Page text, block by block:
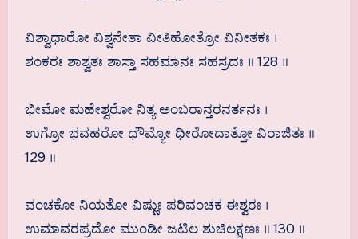
ವಿಶ್ವಾಧಾರೋ ವಿಶ್ವನೇತಾ ವೀತಿಹೋತ್ರೋ ವಿನೀತಕಃ ।
ಶಂಕರಃ ಶಾಶ್ವತಃ ಶಾಸ್ತಾ ಸಹಮಾನಃ ಸಹಸ್ರದಃ ॥ 128 ॥
ಭೀಮೋ ಮಹೇಶ್ವರೋ ನಿತ್ಯ ಅಂಬರಾನ್ತರನರ್ತನಃ ।
ಉಗ್ರೋ ಭವಹರೋ ಧೌಮ್ಯೋ ಧೀರೋದಾತ್ತೋ ವಿರಾಜಿತಃ ॥
129 ॥
ವಂಚಕೋ ನಿಯತೋ ವಿಷ್ಣುಃ ಪರಿವಂಚಕ ಈಶ್ವರಃ ।
ಉಮಾವರಪ್ರದೋ ಮುಂಡೀ ಜಟಿಲ ಶುಚಿಲಕ್ಷಣಃ ॥ 130 ॥